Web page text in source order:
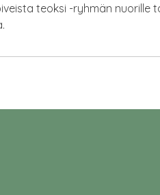
teoksi -ryhmän